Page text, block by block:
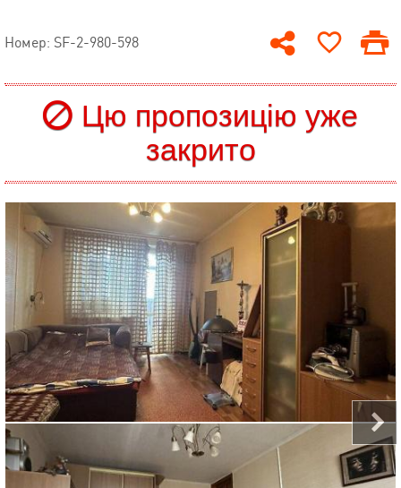
Номер: SF-2-980-598
Цю пропозицію уже
закрито